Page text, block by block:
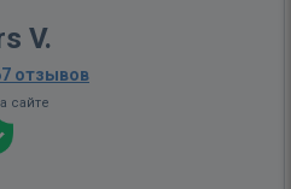
V.
отзывов
сайте